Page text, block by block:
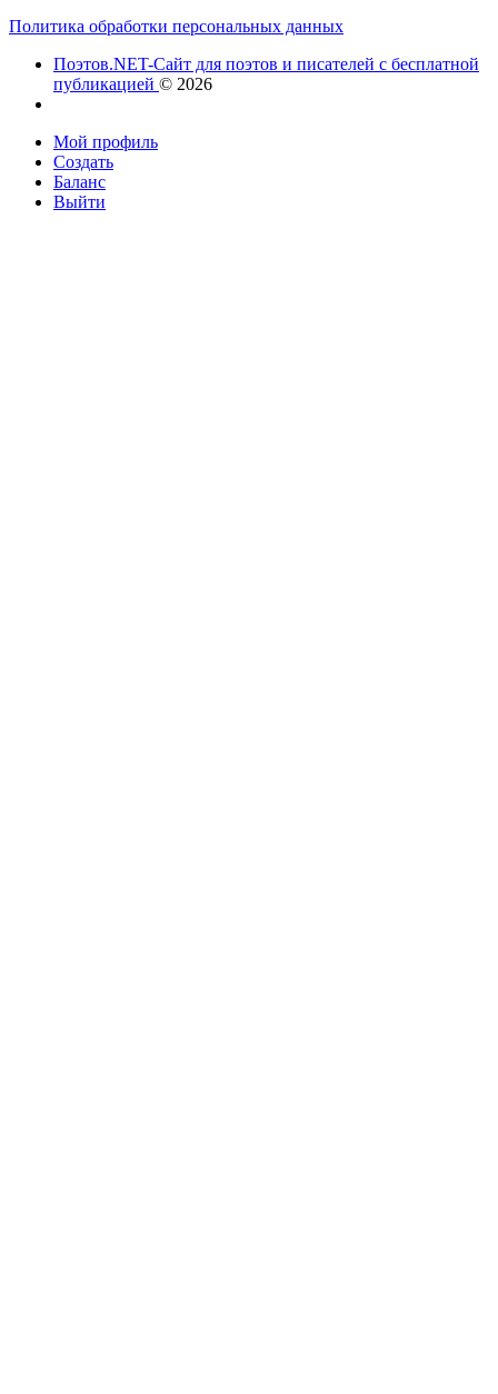
Политика обработки персональных данных
Поэтов.NET-Сайт для поэтов и писателей с бесплатной
публикацией © 2026
Мой профиль
Создать
Баланс
Выйти